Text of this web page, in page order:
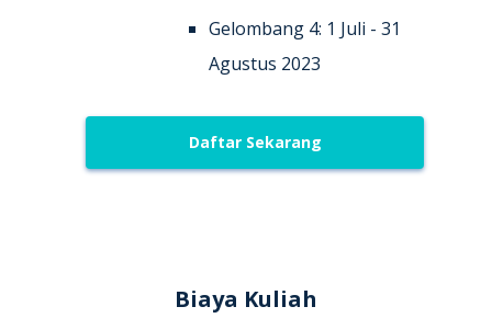
Gelombang 4: 1 Juli - 31
Agustus 2023
Daftar Sekarang
Biaya Kuliah